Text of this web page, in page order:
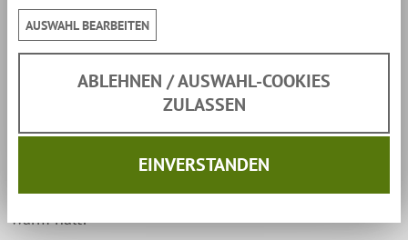
Kota, der Mix aus Hütte und Pavillon
Die Kota besitzt durch die 6-eckige Form Elemente
der Bauweise eines Gartenpavillons. Durch die dicken
45mmKiefernwände in Balkenoptik besitzt die
massive Bauweise, womit sie bei
angeheizter Feuerstelle auch im Winter kuschelig
warm hält!
AUSWAHL BEARBEITEN
ABLEHNEN / AUSWAHL-COOKIES
ZULASSEN
EINVERSTANDEN